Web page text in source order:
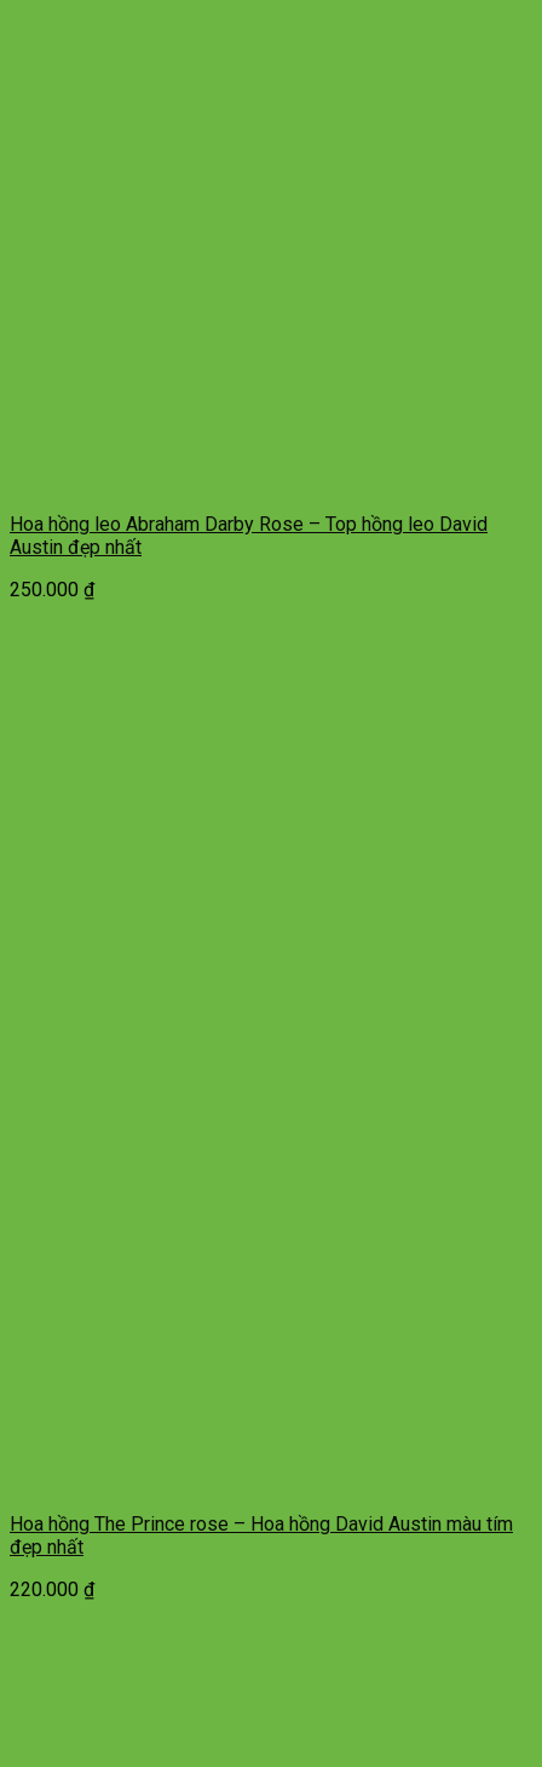
Hoa hồng leo Abraham Darby Rose – Top hồng leo David
Austin đẹp nhất
250.000 ₫
Hoa hồng The Prince rose – Hoa hồng David Austin màu tím
đẹp nhất
220.000 ₫